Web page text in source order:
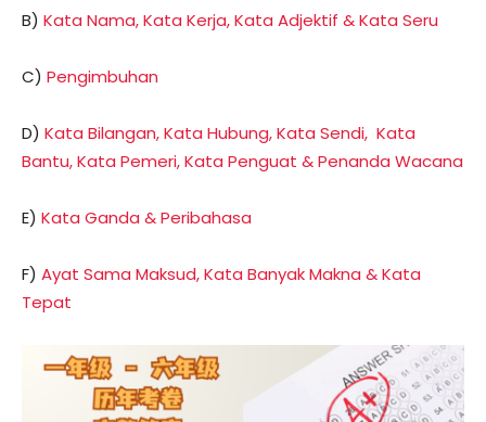
B) Kata Nama, Kata Kerja, Kata Adjektif & Kata Seru
C) Pengimbuhan
D) Kata Bilangan, Kata Hubung, Kata Sendi, Kata
Bantu, Kata Pemeri, Kata Penguat & Penanda Wacana
E) Kata Ganda & Peribahasa
F) Ayat Sama Maksud, Kata Banyak Makna & Kata
Tepat